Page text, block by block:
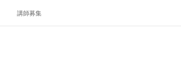
講師募集